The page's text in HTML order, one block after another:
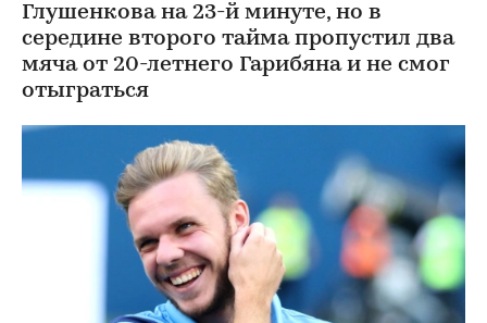
Глушенкова на 23-й минуте, но в
середине второго тайма пропустил два
мяча от 20-летнего Гарибяна и не смог
отыграться